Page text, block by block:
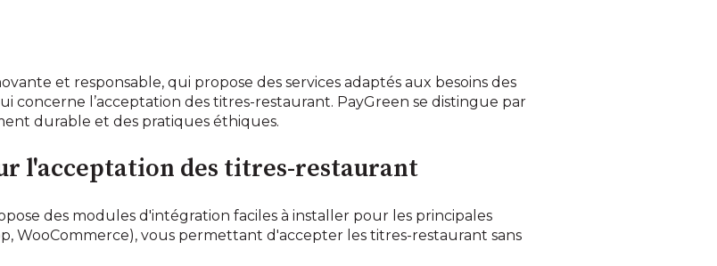
et responsable, qui propose des services adaptés aux besoins des
concerne l’acceptation des titres-restaurant. PayGreen se distingue par
durable et des pratiques éthiques.
l'acceptation des titres-restaurant
des modules d'intégration faciles à installer pour les principales
WooCommerce), vous permettant d'accepter les titres-restaurant sans